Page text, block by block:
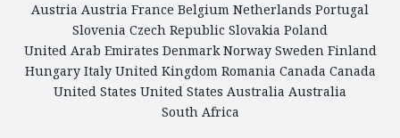
Austria Austria France Belgium Netherlands Portugal
Slovenia Czech Republic Slovakia Poland
United Arab Emirates Denmark Norway Sweden Finland
Hungary Italy United Kingdom Romania Canada Canada
United States United States Australia Australia
South Africa